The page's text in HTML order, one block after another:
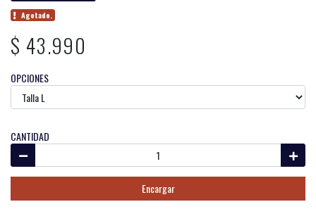
Agotado.
$ 43.990
OPCIONES
CANTIDAD
Encargar